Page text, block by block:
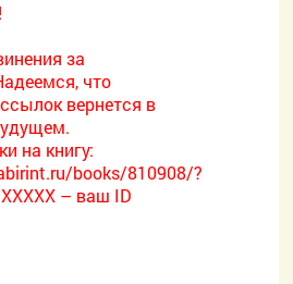
за
что
вернется в
на книгу:
books/810908/?
ХХХХХ – ваш ID